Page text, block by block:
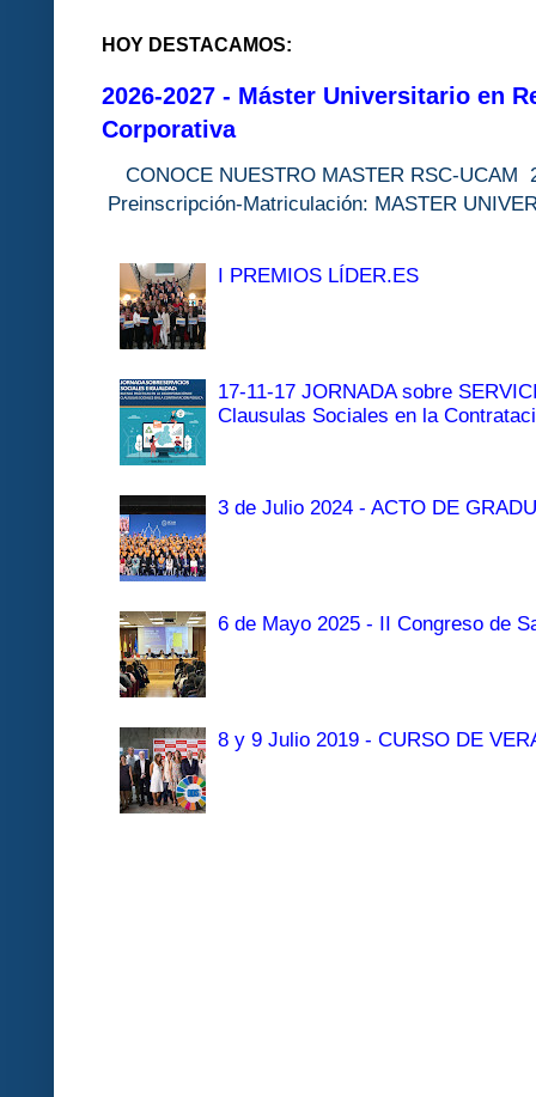
HOY DESTACAMOS:
2026-2027 - Máster Universitario en
Corporativa
CONOCE NUESTRO MASTER
Preinscripción-Matriculación: MASTER
I PREMIOS LÍDER.ES
17-11-17 JORNADA sobre
Clausulas Sociales en la
3 de Julio 2024 - ACTO DE
6 de Mayo 2025 - II Congreso de
8 y 9 Julio 2019 - CURSO DE